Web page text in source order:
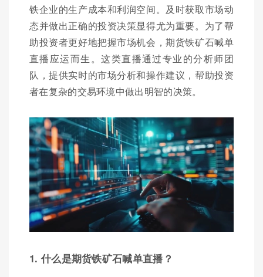
铁企业的生产成本和利润空间。及时获取市场动
态并做出正确的投资决策显得尤为重要。为了帮
助投资者更好地把握市场机会，期货铁矿石喊单
直播应运而生。这类直播通过专业的分析师团
队，提供实时的市场分析和操作建议，帮助投资
者在复杂的交易环境中做出明智的决策。
1. 什么是期货铁矿石喊单直播？